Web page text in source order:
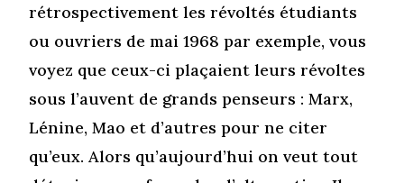
rétrospectivement les révoltés étudiants
ou ouvriers de mai 1968 par exemple, vous
voyez que ceux-ci plaçaient leurs révoltes
sous l’auvent de grands penseurs : Marx,
Lénine, Mao et d’autres pour ne citer
qu’eux. Alors qu’aujourd’hui on veut tout